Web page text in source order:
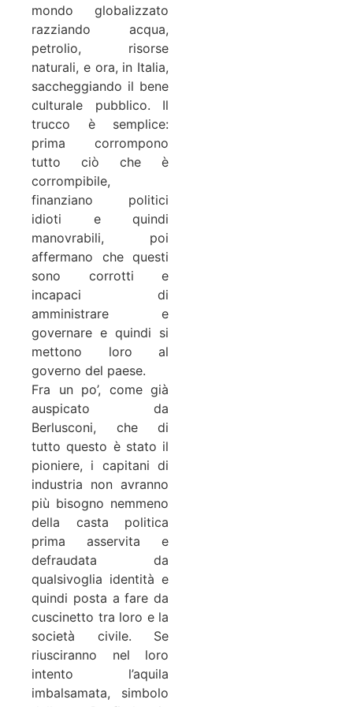
mondo globalizzato
razziando acqua,
petrolio, risorse
naturali, e ora, in Italia,
saccheggiando il bene
culturale pubblico. Il
trucco è semplice:
prima corrompono
tutto ciò che è
corrompibile,
finanziano politici
idioti e quindi
manovrabili, poi
affermano che questi
sono corrotti e
incapaci di
amministrare e
governare e quindi si
mettono loro al
governo del paese.
Fra un po’, come già
auspicato da
Berlusconi, che di
tutto questo è stato il
pioniere, i capitani di
industria non avranno
più bisogno nemmeno
della casta politica
prima asservita e
defraudata da
qualsivoglia identità e
quindi posta a fare da
cuscinetto tra loro e la
società civile. Se
riusciranno nel loro
intento l’aquila
imbalsamata, simbolo